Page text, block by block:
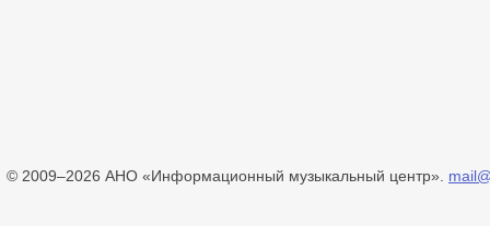
© 2009–2026 АНО «Информационный музыкальный центр».